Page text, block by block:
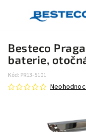
Besteco
baterie,
Kód: PR13-5101